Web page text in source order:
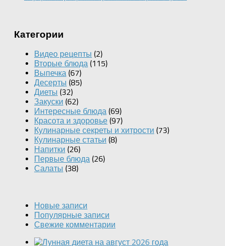
Категории
Видео рецепты (2)
Вторые блюда (115)
Выпечка (67)
Десерты (85)
Диеты (32)
Закуски (62)
Интересные блюда (69)
Красота и здоровье (97)
Кулинарные секреты и хитрости (73)
Кулинарные статьи (8)
Напитки (26)
Первые блюда (26)
Салаты (38)
Новые записи
Популярные записи
Свежие комментарии